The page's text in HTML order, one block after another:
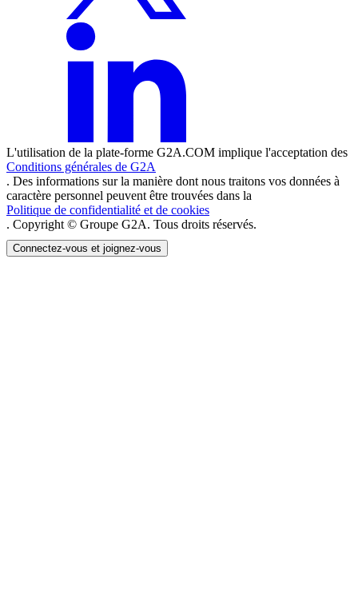
L'utilisation de la plate-forme G2A.COM implique l'acceptation des
Conditions générales de G2A
. Des informations sur la manière dont nous traitons vos données à
caractère personnel peuvent être trouvées dans la
Politique de confidentialité et de cookies
. Copyright © Groupe G2A. Tous droits réservés.
Connectez-vous et joignez-vous